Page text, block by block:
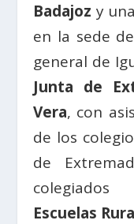
Badajoz y
en la sede
general de
Junta de
Vera, con
de los
de
Escuelas